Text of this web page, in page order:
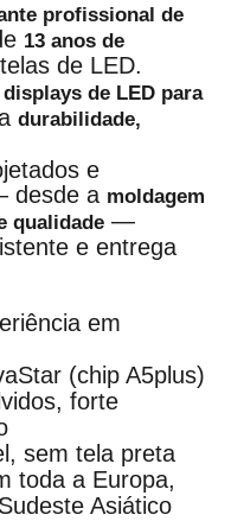
profissional de
13 anos de
de LED.
displays de LED para
durabilidade,
e
desde a moldagem
qualidade —
e entrega
em
(chip A5plus)
forte
sem tela preta
toda a Europa,
Asiático